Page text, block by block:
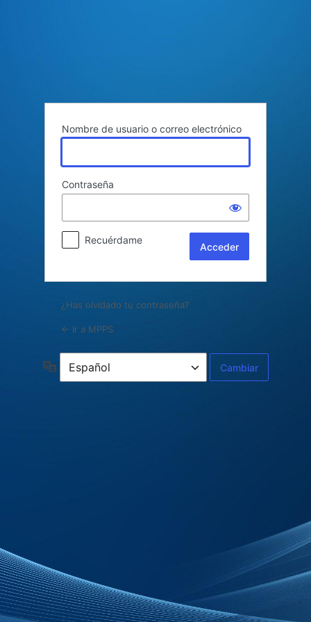
Nombre de usuario o correo electrónico
Contraseña
Recuérdame
¿Has olvidado tu contraseña?
← Ir a MPPS
Idioma